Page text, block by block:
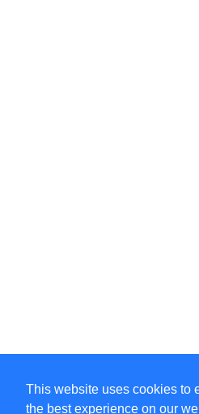
This website uses cookies to
the best experience on our